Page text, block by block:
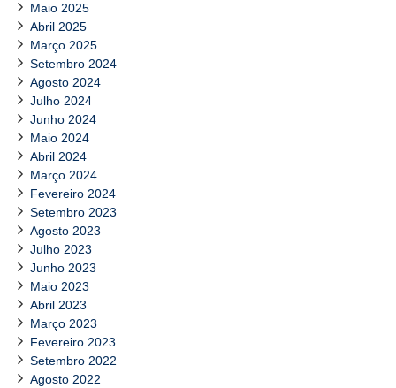
Maio 2025
Abril 2025
Março 2025
Setembro 2024
Agosto 2024
Julho 2024
Junho 2024
Maio 2024
Abril 2024
Março 2024
Fevereiro 2024
Setembro 2023
Agosto 2023
Julho 2023
Junho 2023
Maio 2023
Abril 2023
Março 2023
Fevereiro 2023
Setembro 2022
Agosto 2022